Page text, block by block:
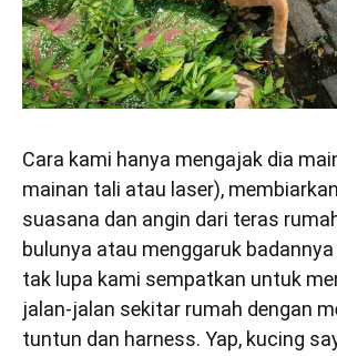
Cara kami hanya mengajak dia
mainan tali atau laser),
suasana dan angin dari teras
bulunya atau menggaruk
tak lupa kami sempatkan untuk
jalan-jalan sekitar rumah dengan
tuntun dan harness. Yap, kucing